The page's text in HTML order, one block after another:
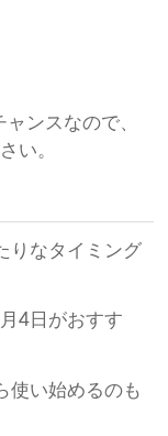
ンスなので、
い。
りなタイミング
4日がおすす
使い始めるのも